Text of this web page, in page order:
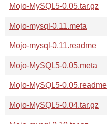
Mojo-MySQL5-0.05.tar.gz
Mojo-mysql-0.11.meta
Mojo-mysql-0.11.readme
Mojo-MySQL5-0.05.meta
Mojo-MySQL5-0.05.readme
Mojo-MySQL5-0.04.tar.gz